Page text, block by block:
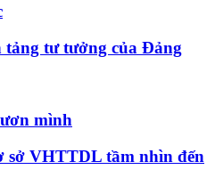
tảng tư tưởng của Đảng
mình
sở VHTTDL tầm nhìn đến